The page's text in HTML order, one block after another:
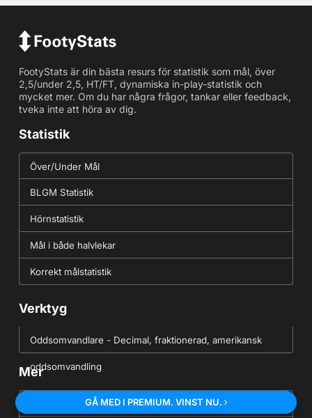
FootyStats är din bästa resurs för statistik som mål, över
2,5/under 2,5, HT/FT, dynamiska in-play-statistik och
mycket mer. Om du har några frågor, tankar eller feedback,
tveka inte att höra av dig.
Statistik
Över/Under Mål
BLGM Statistik
Hörnstatistik
Mål i både halvlekar
Korrekt målstatistik
Verktyg
Oddsomvandlare - Decimal, fraktionerad, amerikansk
oddsomvandling
Mer
Gårdagens resultatGÅ MED I PREMIUM. VINST NU.